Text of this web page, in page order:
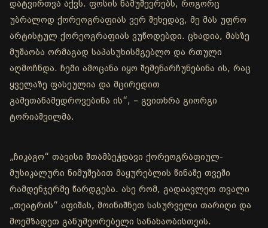
დატვირთვა აქვს. ფოსის ნამუშევრებს, როგორც
უბრალოდ ქორეოგრაფიას ვერ შეხედავ, მე მას უფრო
არტისტულ ქორეოგრაფიას ვუწოდებდი. ცხადია, მასზე
მუშაობა ორმაგად საპასუხისმგებლო და რთული
აღმოჩნდა. ჩემი ამოცანა იყო შემენარჩუნებინა ის, რაც
ყველაზე ფასეულია და მცირედით
გამეთანამედროვებინა ის“, – გვითხრა გიორგი
ტორიაშვილმა.
„ჩიკაგო“ თავისი შთამბეჭდავი ქორეოგრაფიულ-
მუსიკალური ნიმუშებით მაყურებლის წინაშე თვეში
რამდენჯერმე წარდგება. ასე რომ, გადაავლეთ თვალი
„თეატრის“ აფიშას, მოინიშნეთ სასურველი თარიღი და
მოემზადეთ განუმეორებელი სანახაობისთვის.